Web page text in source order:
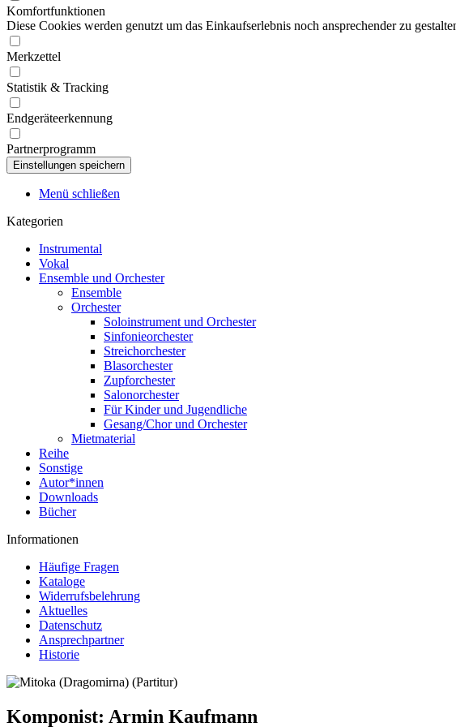
Komfortfunktionen
Diese Cookies werden genutzt um das Einkaufserlebnis noch ansprechender zu
Merkzettel
Statistik & Tracking
Endgeräteerkennung
Partnerprogramm
Menü schließen
Kategorien
Instrumental
Vokal
Ensemble und Orchester
Ensemble
Orchester
Soloinstrument und Orchester
Sinfonieorchester
Streichorchester
Blasorchester
Zupforchester
Salonorchester
Für Kinder und Jugendliche
Gesang/Chor und Orchester
Mietmaterial
Reihe
Sonstige
Autor*innen
Downloads
Bücher
Informationen
Häufige Fragen
Kataloge
Widerrufsbelehrung
Aktuelles
Datenschutz
Ansprechpartner
Historie
Komponist: Armin Kaufmann